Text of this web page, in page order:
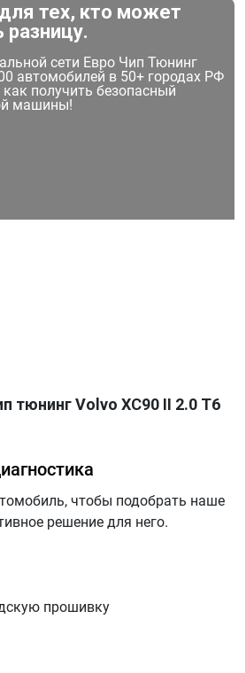
тех, кто может
разницу.
сети Евро Чип Тюнинг
автомобилей в 50+ городах РФ
получить безопасный
машины!
тюнинг Volvo XC90 II 2.0 T6
чтобы подобрать наше
решение для него.
прошивку